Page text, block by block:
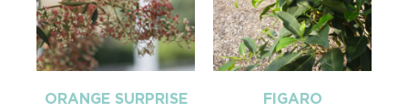
ORANGE SURPRISE FIGARO